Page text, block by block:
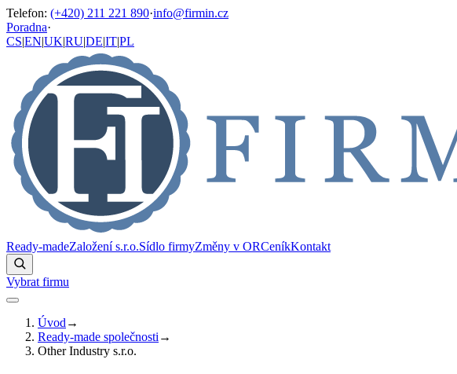
Telefon: (+420) 211 221 890·info@firmin.cz
Poradna·
CS|EN|UK|RU|DE|IT|PL
Ready-madeZaložení s.r.o.Sídlo firmyZměny v ORCeníkKontakt
Vybrat firmu
Úvod →
Ready-made společnosti →
Other Industry s.r.o.